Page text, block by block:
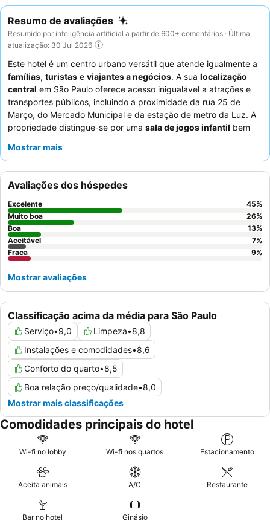
Resumo de avaliações
Resumido por inteligência artificial a partir de 600+ comentários · Última
atualização: 30 Jul 2026
Este hotel é um centro urbano versátil que atende igualmente a
famílias, turistas e viajantes a negócios. A sua localização
central em São Paulo oferece acesso inigualável a atrações e
transportes públicos, incluindo a proximidade da rua 25 de
Março, do Mercado Municipal e da estação de metro da Luz. A
propriedade distingue-se por uma sala de jogos infantil bem
jovens. Os hóspedes elogiam consistentemente a
almoço
, destacando frequentemente a sua grande variedade.
Para uma estadia mais espaçosa, considere reservar um dos
quartos familiares
comodidades.
Mostrar mais
Classificação acima da média para São Paulo
Serviço•9,0 Limpeza•8,8
Instalações e comodidades•8,6
Conforto do quarto•8,5
Boa relação preço/qualidade•8,0
Mostrar mais classificações
Avaliações dos hóspedes
Excelente 45%
Muito boa
26%
Boa
13%
Aceitável
7%
Fraca
9%
Mostrar avaliações
Comodidades principais do hotel
Wi-fi no lobby Wi-fi nos quartos Estacionamento
Aceita animais A/C Restaurante
Bar no hotel Ginásio